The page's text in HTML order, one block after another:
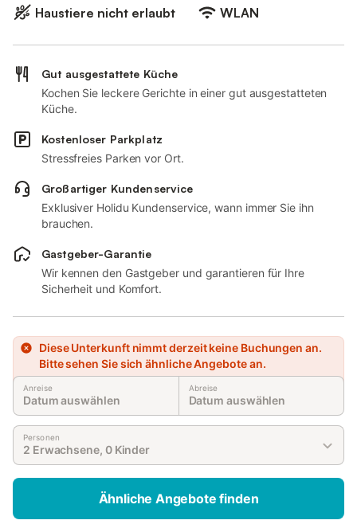
Haustiere nicht erlaubt
WLAN
Gut ausgestattete Küche
Kochen Sie leckere Gerichte in einer gut ausgestatteten
Küche.
Kostenloser Parkplatz
Stressfreies Parken vor Ort.
Großartiger Kundenservice
Exklusiver Holidu Kundenservice, wann immer Sie ihn
brauchen.
Gastgeber-Garantie
Wir kennen den Gastgeber und garantieren für Ihre
Sicherheit und Komfort.
Diese Unterkunft nimmt derzeit keine Buchungen an.
Bitte sehen Sie sich ähnliche Angebote an.
Anreise
Datum auswählen
Abreise
Datum auswählen
Personen
2 Erwachsene, 0 Kinder
Ähnliche Angebote finden